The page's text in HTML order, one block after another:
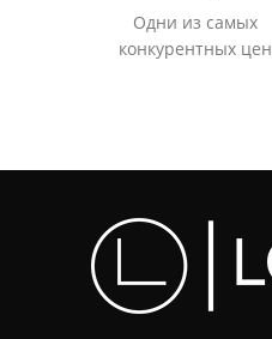
Одни из самых
конкурентных цен